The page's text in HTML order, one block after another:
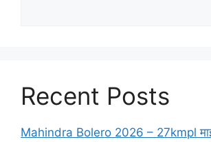
Recent Posts
Mahindra Bolero 2026 – 27kmpl